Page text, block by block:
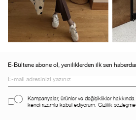
E-Bültene abone ol, yeniliklerden ilk sen
Kampanyalar, ürünler ve değişiklikler
kendi rızamla kabul ediyorum. Gizlilik